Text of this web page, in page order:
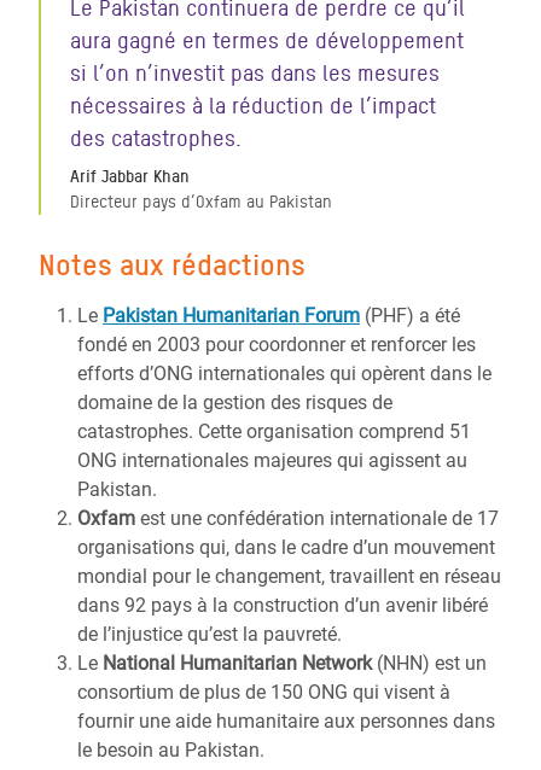
Le Pakistan continuera de perdre ce qu’il
aura gagné en termes de développement
si l’on n’investit pas dans les mesures
nécessaires à la réduction de l’impact
des catastrophes.
Arif Jabbar Khan
Directeur pays d’Oxfam au Pakistan
Notes aux rédactions
Le Pakistan Humanitarian Forum (PHF) a été
fondé en 2003 pour coordonner et renforcer les
efforts d’ONG internationales qui opèrent dans le
domaine de la gestion des risques de
catastrophes. Cette organisation comprend 51
ONG internationales majeures qui agissent au
Pakistan.
Oxfam est une confédération internationale de 17
organisations qui, dans le cadre d’un mouvement
mondial pour le changement, travaillent en réseau
dans 92 pays à la construction d’un avenir libéré
de l’injustice qu’est la pauvreté.
Le National Humanitarian Network(NHN) est un
consortium de plus de 150 ONG qui visent à
fournir une aide humanitaire aux personnes dans
le besoin au Pakistan.